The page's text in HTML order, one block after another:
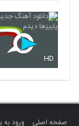
6275
6277
HD
صفحه اصلی ورود به